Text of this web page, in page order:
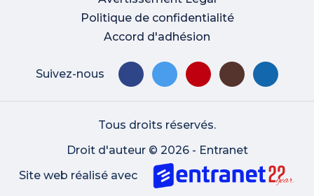
Politique de confidentialité
Accord d'adhésion
Suivez-nous
Tous droits réservés.
Droit d'auteur © 2026 - Entranet
Site web réalisé avec